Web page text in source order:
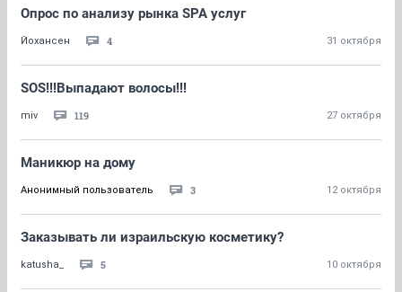
Опрос по анализу рынка SPA услуг
Йохансен 4 31 октября
SOS!!!Выпадают волосы!!!
miv 119 27 октября
Маникюр на дому
Анонимный пользователь 3 12 октября
Заказывать ли израильскую косметику?
katusha_ 5 10 октября